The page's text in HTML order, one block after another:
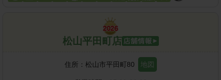
松山平田町店
住所： 松山市平田町80 地図